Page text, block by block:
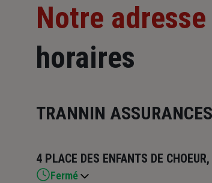
Notre adresse
horaires
TRANNIN ASSURANCES
4 PLACE DES ENFANTS DE
Fermé